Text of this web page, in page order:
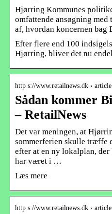
Hjørring Kommunes
omfattende ansøgning
af, hvordan koncernen
Efter flere end 100
Hjørring, bliver det nu
http s://www.retailnews.dk ›
Sådan kommer
– RetailNews
Det var meningen, at
sommerferien skulle træffe
efter at en ny lokalplan,
har været i …
Læs mere
http s://www.retailnews.dk ›